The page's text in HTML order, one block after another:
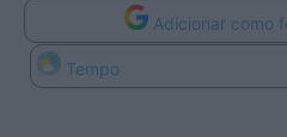
Adicionar como
Tempo